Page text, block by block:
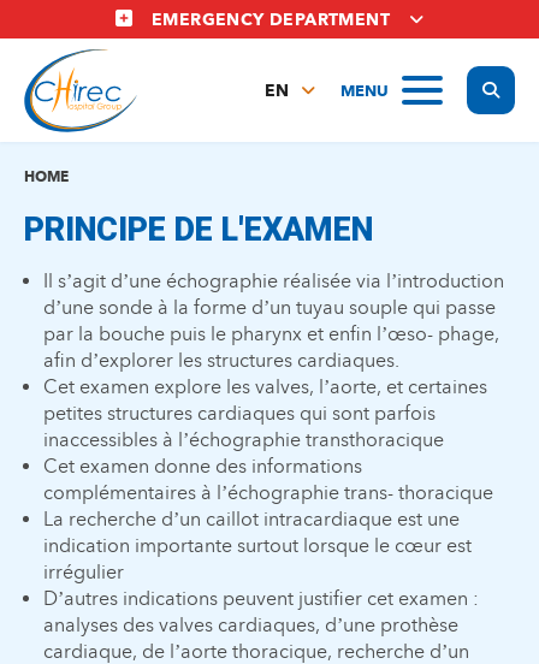
to
main
content
EMERGENCY DEPARTMENT
MENU
EN
HOME
PRINCIPE DE L'EXAMEN
Il s’agit d’une échographie réalisée via l’introduction
d’une sonde à la forme d’un tuyau souple qui passe
par la bouche puis le pharynx et enfin l’œso- phage,
afin d’explorer les structures cardiaques.
Cet examen explore les valves, l’aorte, et certaines
petites structures cardiaques qui sont parfois
inaccessibles à l’échographie transthoracique
Cet examen donne des informations
complémentaires à l’échographie trans- thoracique
La recherche d’un caillot intracardiaque est une
indication importante surtout lorsque le cœur est
irrégulier
D’autres indications peuvent justifier cet examen :
analyses des valves cardiaques, d’une prothèse
cardiaque, de l’aorte thoracique, recherche d’un